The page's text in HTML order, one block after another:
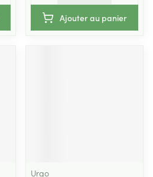
Ajouter au panier
Urgo